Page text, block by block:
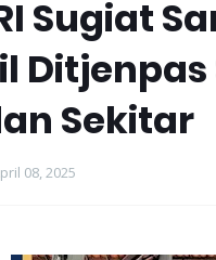
Sugiat
Sekitar
08, 2025